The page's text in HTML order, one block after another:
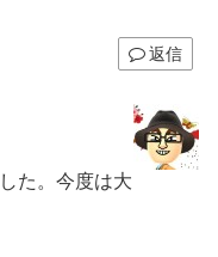
返信
た。今度は大